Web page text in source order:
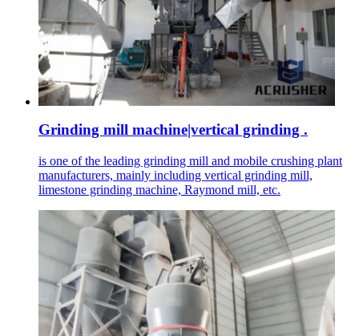
Grinding mill machine|vertical grinding .
is one of the leading grinding mill and mobile crushing plant
manufacturers, mainly including vertical grinding mill,
limestone grinding machine, Raymond mill, etc.